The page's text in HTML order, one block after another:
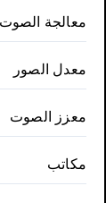
معالجة الصوت
معدل الصور
معزز الصوت
مكاتب